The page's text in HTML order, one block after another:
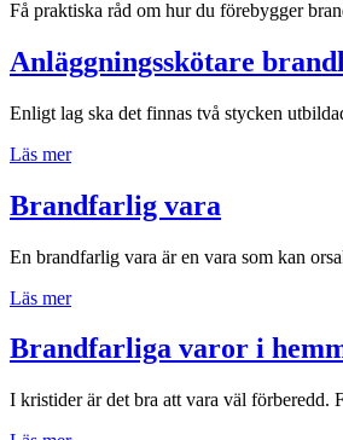
Få praktiska råd om hur du förebygger
Anläggningsskötare
Enligt lag ska det finnas två stycken
Läs mer
Brandfarlig vara
En brandfarlig vara är en vara som kan
Läs mer
Brandfarliga varor i
I kristider är det bra att vara väl förberedd.